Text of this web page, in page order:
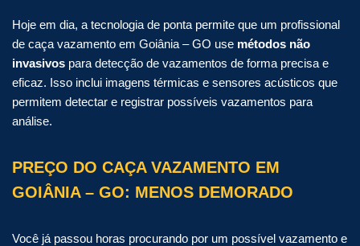
Hoje em dia, a tecnologia de ponta permite que um profissional
de caça vazamento em Goiânia – GO use métodos não
invasivos para detecção de vazamentos de forma precisa e
eficaz. Isso inclui imagens térmicas e sensores acústicos que
permitem detectar e registrar possíveis vazamentos para
análise.
PREÇO DO CAÇA VAZAMENTO EM
GOIÂNIA – GO: MENOS DEMORADO
Você já passou horas procurando por um possível vazamento e